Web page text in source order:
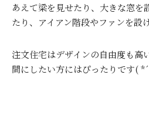
あえて梁を見せたり、大きな窓を
たり、アイアン階段やファンを設
注文住宅はデザインの自由度も高
間にしたい方にはぴったりです(